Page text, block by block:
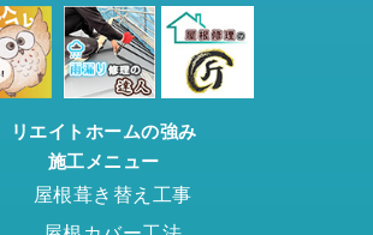
リエイトホームの強み
施工メニュー
屋根葺き替え工事